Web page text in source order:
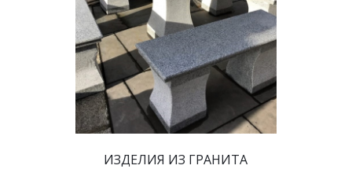
ИЗДЕЛИЯ ИЗ ГРАНИТА